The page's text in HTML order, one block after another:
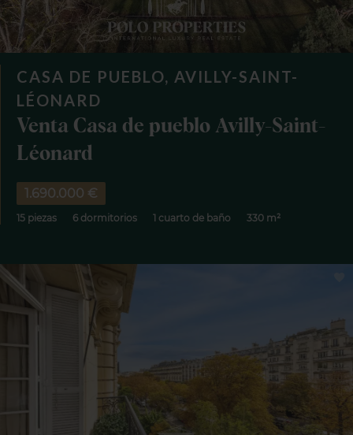
CASA DE PUEBLO, AVILLY-SAINT-
LÉONARD
Venta Casa de pueblo Avilly-Saint-
Léonard
1.690.000 €
15 piezas 6 dormitorios 1 cuarto de baño 330 m²